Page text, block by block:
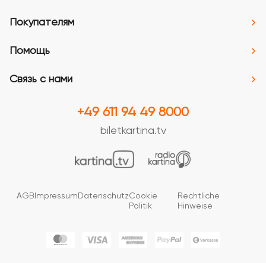
Покупателям
Помощь
Связь с нами
+49 611 94 49 8000
biletkartina.tv
AGB Impressum DatenschutzCookie
Politik
Rechtliche
Hinweise